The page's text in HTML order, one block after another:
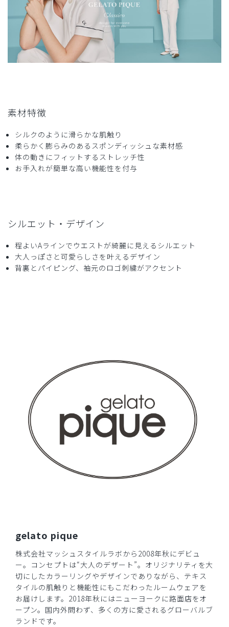
役に立った
2025-04-02
肩が少しキツイです。スクラブの袖も短めなので白衣を着る
す。
その他は特に問題なく着れています。とても可愛いです。
商品：S21ジェラート ピケ&クラシコ 白衣:パイピング
素材特徴
シルクのように滑らかな肌触り
柔らかく膨らみのあるスポンディッシュな素材感
体の動きにフィットするストレッチ性
お手入れが簡単な高い機能性を付与
シルエット・デザイン
程よいAラインでウエストが綺麗に見えるシルエット
大人っぽさと可愛らしさを叶えるデザイン
背裏とパイピング、袖元のロゴ刺繍がアクセント
gelato pique
株式会社マッシュスタイルラボから2008年秋にデビュ
ー。コンセプトは“大人のデザート”。オリジナリティを大
切にしたカラーリングやデザインでありながら、テキス
タイルの肌触りと機能性にもこだわったルームウェアを
お届けします。2018年秋にはニューヨークに路面店をオ
ープン。国内外問わず、多くの方に愛されるグローバルブ
ランドです。